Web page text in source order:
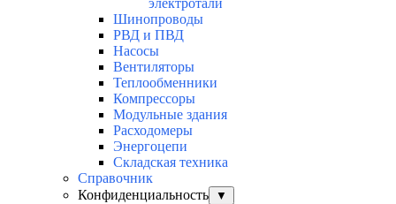
электротали
Шинопроводы
РВД и ПВД
Насосы
Вентиляторы
Теплообменники
Компрессоры
Модульные здания
Расходомеры
Энергоцепи
Складская техника
Справочник
Конфиденциальность
▼